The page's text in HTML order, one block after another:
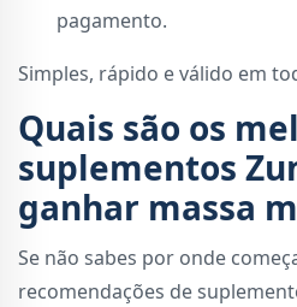
pagamento.
Simples, rápido e válido em
Quais são os
suplementos
ganhar massa
Se não sabes por onde
recomendações de